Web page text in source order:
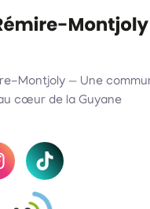
Montjoly — Une
cœur de la Guyane